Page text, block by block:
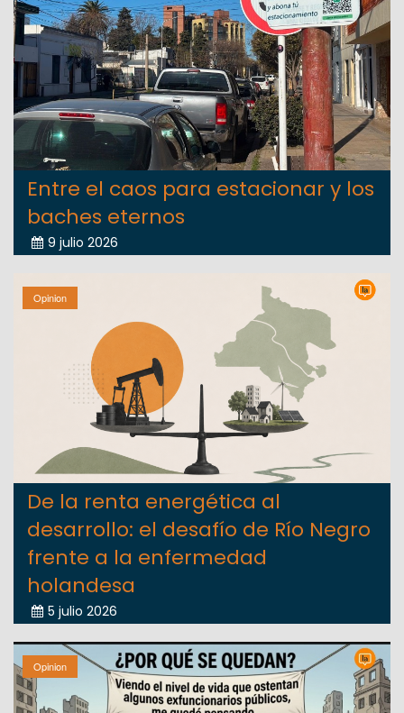
Entre el caos para estacionar y los
baches eternos
9 julio 2026
Opinion
De la renta energética al
desarrollo: el desafío de Río Negro
frente a la enfermedad
holandesa
5 julio 2026
Opinion